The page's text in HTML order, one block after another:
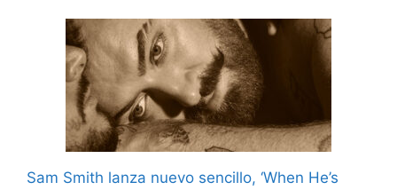
Sam Smith lanza nuevo sencillo, ‘When He’s